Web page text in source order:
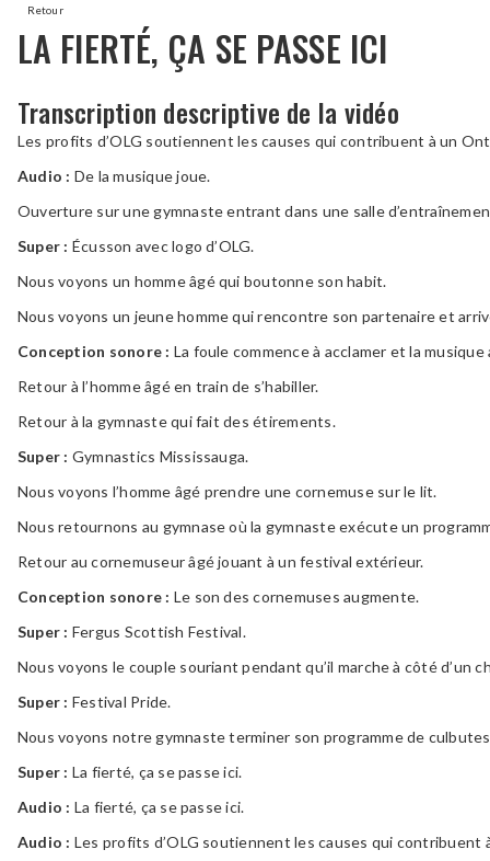
Retour
LA FIERTÉ, ÇA SE PASSE ICI
Transcription descriptive de la vidéo
Les profits d’OLG soutiennent les causes qui contribuent à un
Audio : De la musique joue.
Ouverture sur une gymnaste entrant dans une salle
Super : Écusson avec logo d’OLG.
Nous voyons un homme âgé qui boutonne son habit.
Nous voyons un jeune homme qui rencontre son partenaire et
Conception sonore : La foule commence à acclamer et la
Retour à l’homme âgé en train de s’habiller.
Retour à la gymnaste qui fait des étirements.
Super : Gymnastics Mississauga.
Nous voyons l’homme âgé prendre une cornemuse sur le lit.
Nous retournons au gymnase où la gymnaste exécute un
Retour au cornemuseur âgé jouant à un festival extérieur.
Conception sonore : Le son des cornemuses augmente.
Super : Fergus Scottish Festival.
Nous voyons le couple souriant pendant qu’il marche à côté d’un
Super : Festival Pride.
Nous voyons notre gymnaste terminer son programme de
Super : La fierté, ça se passe ici.
Audio : La fierté, ça se passe ici.
Audio : Les profits d’OLG soutiennent les causes qui contribuent